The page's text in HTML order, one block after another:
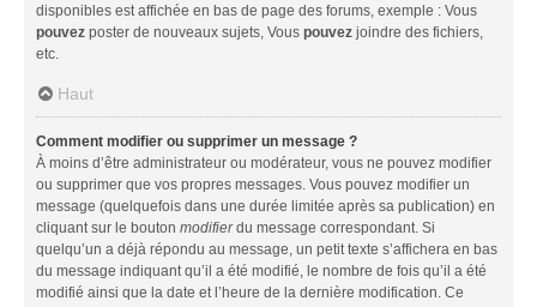
disponibles est affichée en bas de page des forums, exemple : Vous
pouvez poster de nouveaux sujets, Vous pouvez joindre des fichiers,
etc.
Haut
Comment modifier ou supprimer un message ?
À moins d’être administrateur ou modérateur, vous ne pouvez modifier
ou supprimer que vos propres messages. Vous pouvez modifier un
message (quelquefois dans une durée limitée après sa publication) en
cliquant sur le bouton modifierdu message correspondant. Si
quelqu’un a déjà répondu au message, un petit texte s’affichera en bas
du message indiquant qu’il a été modifié, le nombre de fois qu’il a été
modifié ainsi que la date et l’heure de la dernière modification. Ce